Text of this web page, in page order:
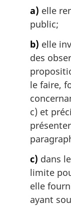
a) elle
public;
b) elle
des
le faire,
c) et
c) dans
limite
elle
ayant